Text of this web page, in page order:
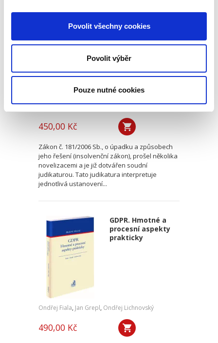
Povolit všechny cookies
Povolit výběr
Pouze nutné cookies
insolvenčního
rozhodnutích
Nejvyššího soudu
Jiřina Kotoučová,Tomáš Moravec,Petr Valenta
450,00 Kč
Zákon č. 181/2006 Sb., o úpadku a způsobech
jeho řešení (insolvenční zákon), prošel několika
novelizacemi a je již dotvářen soudní
judikaturou. Tato judikatura interpretuje
jednotlivá ustanovení...
GDPR. Hmotné a
procesní aspekty
prakticky
Ondřej Fiala, Jan Grepl, Ondřej Lichnovský
490,00 Kč